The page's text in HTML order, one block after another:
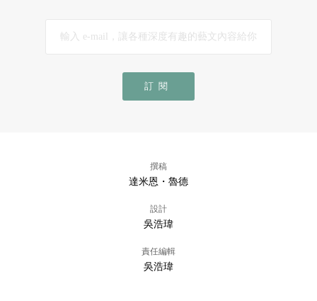
訂閱
撰稿
達米恩・魯德
設計
吳浩瑋
責任編輯
吳浩瑋